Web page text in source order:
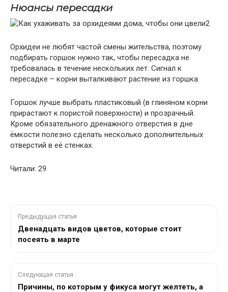
Нюансы пересадки
Орхидеи не любят частой смены жительства, поэтому
подбирать горшок нужно так, чтобы пересадка не
требовалась в течение нескольких лет. Сигнал к
пересадке – корни выталкивают растение из горшка.
Горшок лучше выбрать пластиковый (в глиняном корни
прирастают к пористой поверхности) и прозрачный.
Кроме обязательного дренажного отверстия в дне
ёмкости полезно сделать несколько дополнительных
отверстий в её стенках.
Читали: 29
Предыдущая статья
Двенадцать видов цветов, которые стоит
посеять в марте
Следующая статья
Причины, по которым у фикуса могут желтеть, а